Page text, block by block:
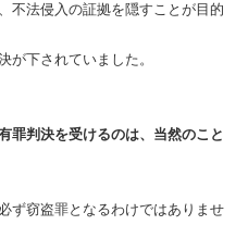
不法侵入の証拠を隠すことが目的
が下されていました。
判決を受けるのは、当然のこと
ず窃盗罪となるわけではありませ